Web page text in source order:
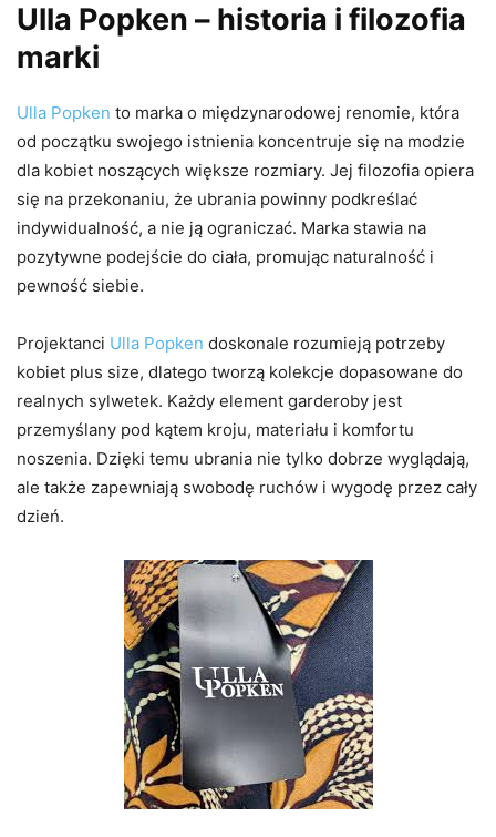
Ulla Popken – historia i filozofia
marki
Ulla Popken to marka o międzynarodowej renomie, która
od początku swojego istnienia koncentruje się na modzie
dla kobiet noszących większe rozmiary. Jej filozofia opiera
się na przekonaniu, że ubrania powinny podkreślać
indywidualność, a nie ją ograniczać. Marka stawia na
pozytywne podejście do ciała, promując naturalność i
pewność siebie.
Projektanci Ulla Popken doskonale rozumieją potrzeby
kobiet plus size, dlatego tworzą kolekcje dopasowane do
realnych sylwetek. Każdy element garderoby jest
przemyślany pod kątem kroju, materiału i komfortu
noszenia. Dzięki temu ubrania nie tylko dobrze wyglądają,
ale także zapewniają swobodę ruchów i wygodę przez cały
dzień.